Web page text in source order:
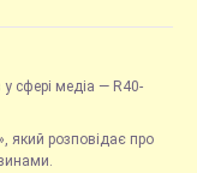
у сфері медіа — R40-
який розповідає про